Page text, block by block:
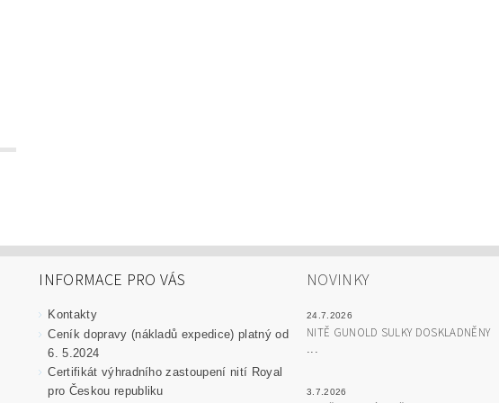
INFORMACE PRO VÁS
Kontakty
Ceník dopravy (nákladů expedice) platný od
6. 5.2024
Certifikát výhradního zastoupení nití Royal
pro Českou republiku
NOVINKY
24.7.2026
NITĚ GUNOLD SULKY DOSKLADNĚNY
3.7.2026